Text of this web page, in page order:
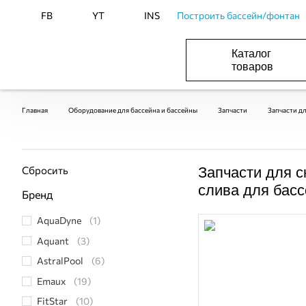
FB YT INS Построить бассейн/фонтан
Каталог
товаров
Главная Оборудование для бассейна и бассейны Запчасти Запчасти
Сбросить
Бренд
AquaDyne
(1)
Aquant
(3)
AstralPool
(6)
Emaux
(19)
FitStar
(10)
Запчасти для
слива для